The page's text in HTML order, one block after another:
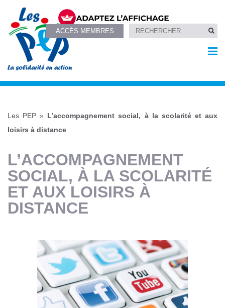
ACCÈS MEMBRES
Les PEP » L’accompagnement social, à la scolarité et aux
loisirs à distance
L’ACCOMPAGNEMENT
SOCIAL, À LA SCOLARITÉ
ET AUX LOISIRS À
DISTANCE